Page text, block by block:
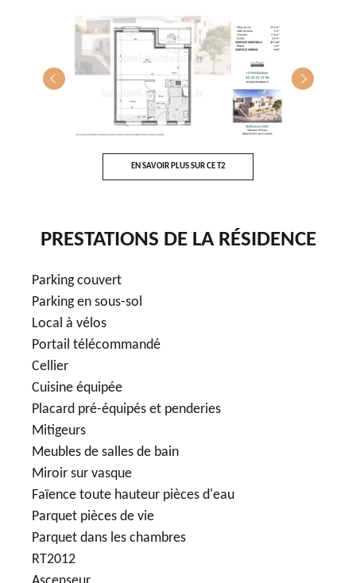
EN SAVOIR PLUS SUR CE T2
PRESTATIONS DE LA RÉSIDENCE
Parking couvert
Parking en sous-sol
Local à vélos
Portail télécommandé
Cellier
Cuisine équipée
Placard pré-équipés et penderies
Mitigeurs
Meubles de salles de bain
Miroir sur vasque
Faïence toute hauteur pièces d'eau
Parquet pièces de vie
Parquet dans les chambres
RT2012